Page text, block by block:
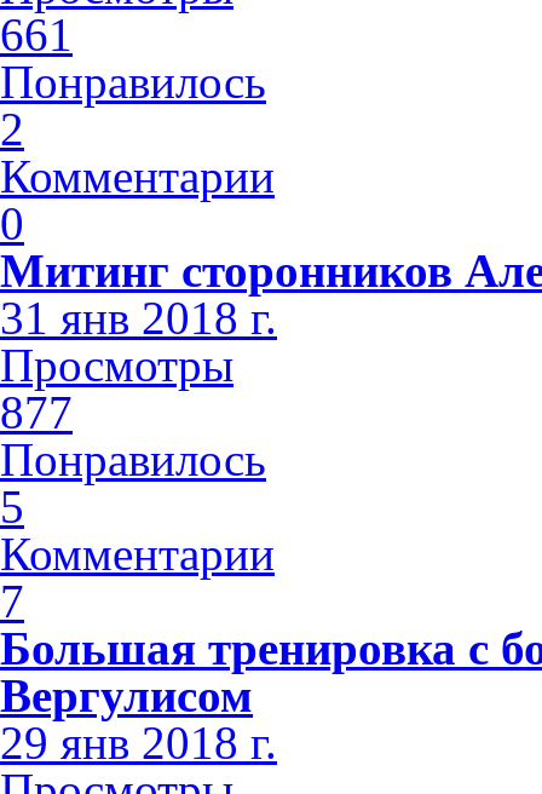
661
Понравилось
2
Комментарии
0
Митинг сторонников
31 янв 2018 г.
Просмотры
877
Понравилось
5
Комментарии
7
Большая тренировка с
Вергулисом
29 янв 2018 г.